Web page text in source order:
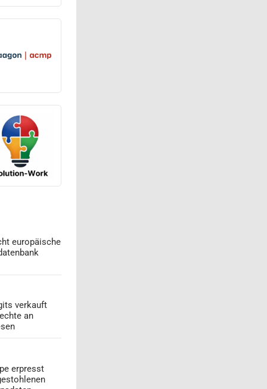
europäische
verkauft
an
erpresst